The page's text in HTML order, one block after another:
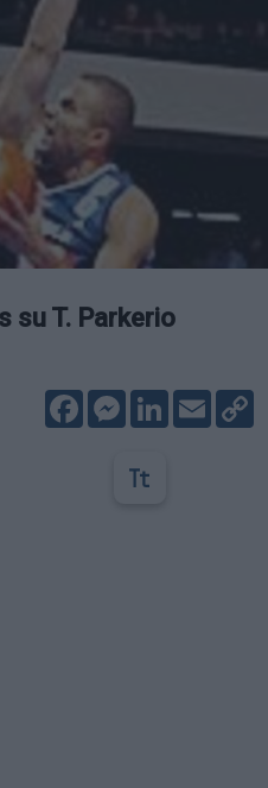
su T. Parkerio
FacebookMessenger
LinkedIn
Email